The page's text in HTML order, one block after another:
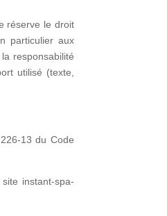
réserve le droit
particulier aux
responsabilité
utilisé (texte,
13 du Code
site instant-spa-